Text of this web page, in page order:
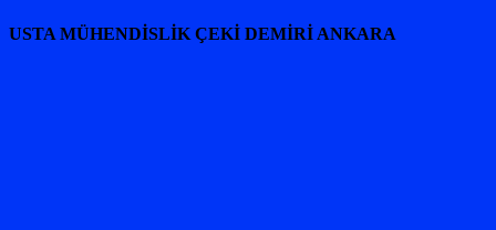
USTA MÜHENDİSLİK ÇEKİ DEMİRİ ANKARA